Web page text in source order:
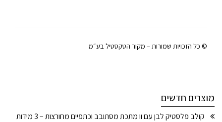
© כל הזכויות שמורות – מקור הטקסטיל בע״מ
מוצרים חדשים
קולב פלסטיק לבן עם וו מתכת מסתובב וכתפיים מחורצות – 3 מידות